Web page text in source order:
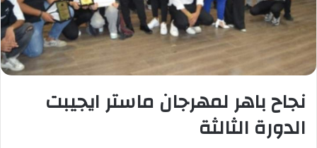
نجاح باهر لمهرجان ماستر ايجيبت
الدورة الثالثة